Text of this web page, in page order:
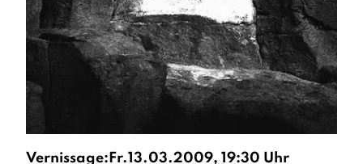
Vernissage:Fr.13.03.2009, 19:30 Uhr